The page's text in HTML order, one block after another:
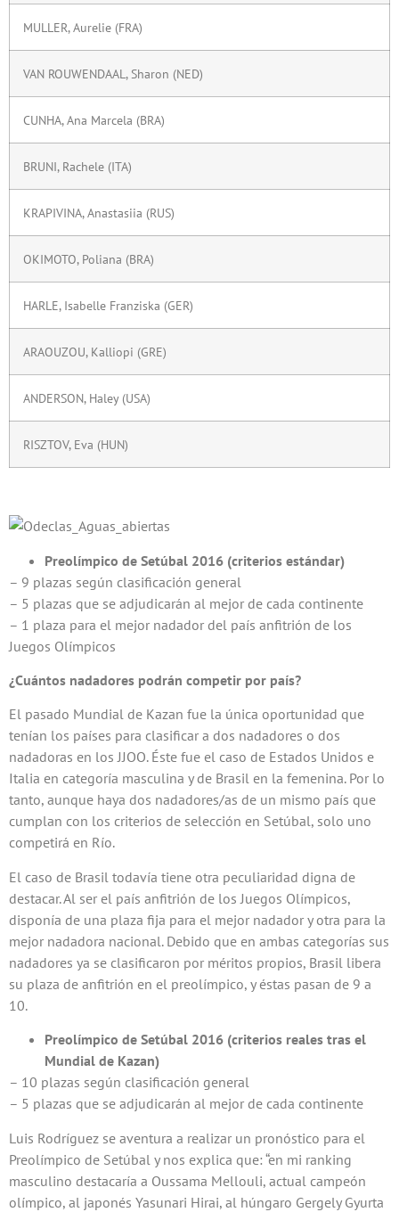
MULLER, Aurelie (FRA)
VAN ROUWENDAAL, Sharon (NED)
CUNHA, Ana Marcela (BRA)
BRUNI, Rachele (ITA)
KRAPIVINA, Anastasiia (RUS)
OKIMOTO, Poliana (BRA)
HARLE, Isabelle Franziska (GER)
ARAOUZOU, Kalliopi (GRE)
ANDERSON, Haley (USA)
RISZTOV, Eva (HUN)
Preolímpico de Setúbal 2016 (criterios estándar)
– 9 plazas según clasificación general
– 5 plazas que se adjudicarán al mejor de cada continente
– 1 plaza para el mejor nadador del país anfitrión de los
Juegos Olímpicos
¿Cuántos nadadores podrán competir por país?
El pasado Mundial de Kazan fue la única oportunidad que
tenían los países para clasificar a dos nadadores o dos
nadadoras en los JJOO. Éste fue el caso de Estados Unidos e
Italia en categoría masculina y de Brasil en la femenina. Por lo
tanto, aunque haya dos nadadores/as de un mismo país que
cumplan con los criterios de selección en Setúbal, solo uno
competirá en Río.
El caso de Brasil todavía tiene otra peculiaridad digna de
destacar. Al ser el país anfitrión de los Juegos Olímpicos,
disponía de una plaza fija para el mejor nadador y otra para la
mejor nadadora nacional. Debido que en ambas categorías sus
nadadores ya se clasificaron por méritos propios, Brasil libera
su plaza de anfitrión en el preolímpico, y éstas pasan de 9 a
10.
Preolímpico de Setúbal 2016 (criterios reales tras el
Mundial de Kazan)
– 10 plazas según clasificación general
– 5 plazas que se adjudicarán al mejor de cada continente
Luis Rodríguez se aventura a realizar un pronóstico para el
Preolímpico de Setúbal y nos explica que: “en mi ranking
masculino destacaría a Oussama Mellouli, actual campeón
olímpico, al japonés Yasunari Hirai, al húngaro Gergely Gyurta